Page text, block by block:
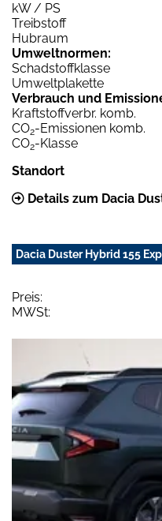
kW / PS
Treibstoff
Hubraum
Umweltnormen:
Schadstoffklasse
Umweltplakette
Verbrauch und
Kraftstoffverbr. komb.
CO2-Emissionen komb.
CO2-Klasse
Standort
Details zum Dacia
Dacia Duster Hybrid 155
Preis:
MWSt: